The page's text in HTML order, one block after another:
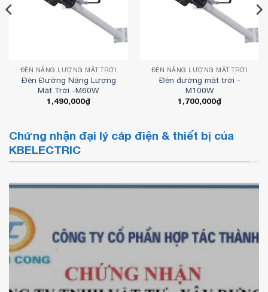
ĐÈN NĂNG LƯỢNG MẶT TRỜI
Đèn Đường Năng Lượng
Mặt Trời -M60W
1,490,000₫
ĐÈN NĂNG LƯỢNG MẶT TRỜI
Đèn đường mặt trời -
M100W
1,700,000₫
Chứng nhận đại lý cáp điện & thiết bị của
KBELECTRIC